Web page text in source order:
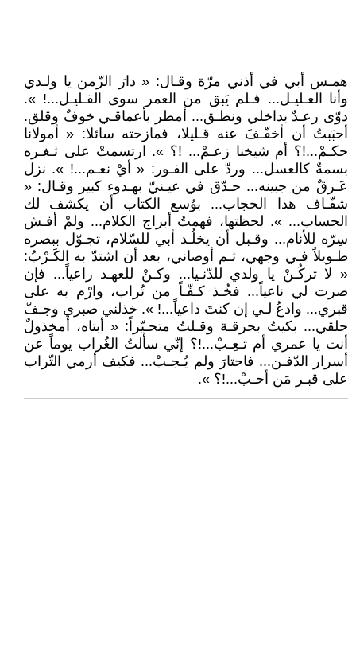
همـس أبي في أذني مرّة وقـال: « دارَ الزّمن يا ولـدي
وأنا العـليـل... فـلم يَبق من العمر سوى القـليـل...! ».
دوّى رعـدٌ بداخلي ونطـق... أمطر بأعماقـي خوفٌ وقلق.
أحبَبتُ أن أخفّـفَ عنه قـليلا، فمازحته سائلا: « أمولانا
حكـمْ...!؟ أم شيخنا زعـمْ... !؟ ». ارتسمتْ على ثـغـره
بسمةٌ كالعسل... وردّ على الفـور: « أيْ نعـم...! ». نزل
عَـرقٌ من جبينه... حـدّق في عيـنيّ بهـدوء كبير وقـال: «
شفّـاف هذا الحجاب... بوُسع الكتاب أن يكشف لك
الحساب... ». لحظتها، فهمتُ أبراج الكلام... ولمْ أفـش
سِرّه للأنام... وقـبل أن يخلُـد أبي للسّلام، تجـوّل ببصره
طـويلاً فـي وجهي، ثـم أوصاني، بعد أن اشتدّ به الكَـرْبُ:
« لا تركُـنْ يا ولدي للدّنـيا... وكـنْ للعهـد راعياً... فإن
صرت لي ناعياً... فخُـذ كـفّـاً من تُراب، وارْم به على
قبري... وادعُ لـي إن كنتَ داعياً...! ». خذلني صبري وجـفّ
حلقي... بكيتُ بحرقـة وقـلتُ متحـيّراً: « أبتاه، أمخذولٌ
أنت يا عمري أم تـعِـبْ...!؟ إنّي سألتُ الغُراب يوماً عن
أسرار الدّفـن... فاحتارَ ولم يُـجـبْ... فكيف أرمي التّراب
على قبـر مَن أحـبْ...!؟ ».